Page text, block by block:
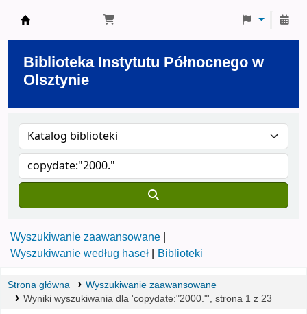
Biblioteka Instytutu Północnego w
Olsztynie
Wyszukiwanie zaawansowane
Wyszukiwanie według haseł
Biblioteki
Strona główna
Wyszukiwanie zaawansowane
Wyniki wyszukiwania dla 'copydate:"2000."', strona 1 z 23